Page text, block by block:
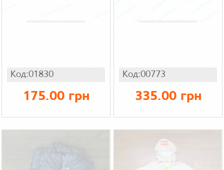
Код:01830
175.00 грн
Код:00773
335.00 грн